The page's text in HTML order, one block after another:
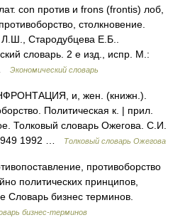
con против и frons (frontis) лоб,
столкновение.
Стародубцева Е.Б..
словарь. 2 е изд., испр. М.:
Экономический словарь
и, жен. (книжн.).
Политическая к. | прил.
Толковый словарь Ожегова. С.И.
1992 …
Толковый словарь Ожегова
противоборство
политических принципов,
Словарь бизнес терминов.
бизнес-терминов